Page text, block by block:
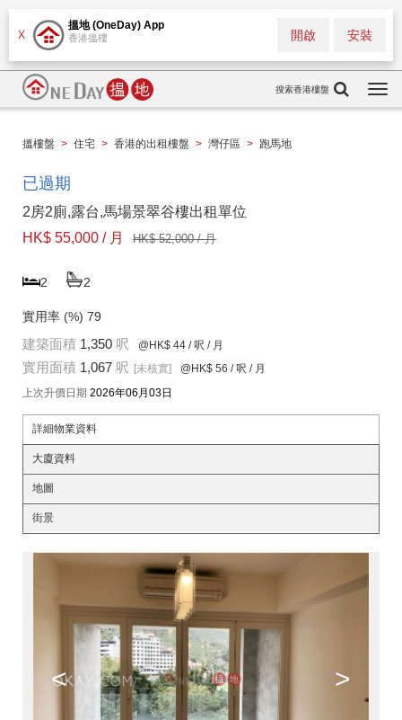
X
搵地 (OneDay) App
香港搵樓 安裝
開啟
搜索香港樓盤
搵樓盤 > 住宅 > 香港的出租樓盤 > 灣仔區 > 跑馬地
已過期
2房2廁,露台,馬場景翠谷樓出租單位
HK$ 55,000 / 月
HK$ 52,000 / 月
2 2
實用率 (%) 79
建築面積 1,350 呎 @HK$ 44 / 呎 / 月
實用面積 1,067 呎 [未核實] @HK$ 56 / 呎 / 月
上次升價日期 2026年06月03日
詳細物業資料
大廈資料
地圖
街景
< >